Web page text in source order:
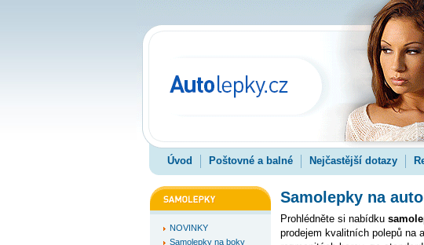
Úvod Poštovné a balné Nejčastější dotazy
NOVINKY
Samolepky na boky
Samolepky na
Prohlédněte si nabídku
prodejem kvalitních polepů na